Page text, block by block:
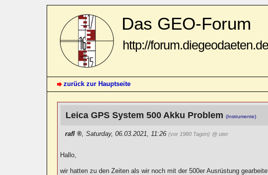
Das GEO-Forum
http://forum.diegeodaeten.de
zurück zur Hauptseite
Leica GPS System 500 Akku Problem(Instrumente)
rafl ,Saturday, 06.03.2021, 11:26(vor 1980 Tagen) @ uter
Hallo,
wir hatten zu den Zeiten als wir noch mit der 500er Ausrüstung